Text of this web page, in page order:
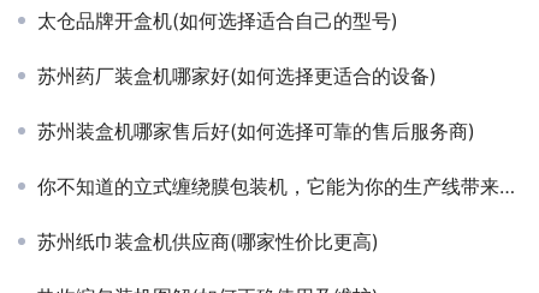
太仓品牌开盒机(如何选择适合自己的型号)
苏州药厂装盒机哪家好(如何选择更适合的设备)
苏州装盒机哪家售后好(如何选择可靠的售后服务商)
你不知道的立式缠绕膜包装机，它能为你的生产线带来什么
苏州纸巾装盒机供应商(哪家性价比更高)